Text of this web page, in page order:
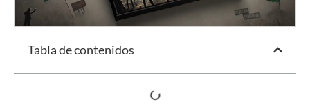
Tabla de contenidos